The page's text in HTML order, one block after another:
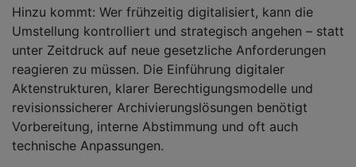
Hinzu kommt: Wer frühzeitig digitalisiert, kann die
Umstellung kontrolliert und strategisch angehen – statt
unter Zeitdruck auf neue gesetzliche Anforderungen
reagieren zu müssen. Die Einführung digitaler
Aktenstrukturen, klarer Berechtigungsmodelle und
revisionssicherer Archivierungslösungen benötigt
Vorbereitung, interne Abstimmung und oft auch
technische Anpassungen.